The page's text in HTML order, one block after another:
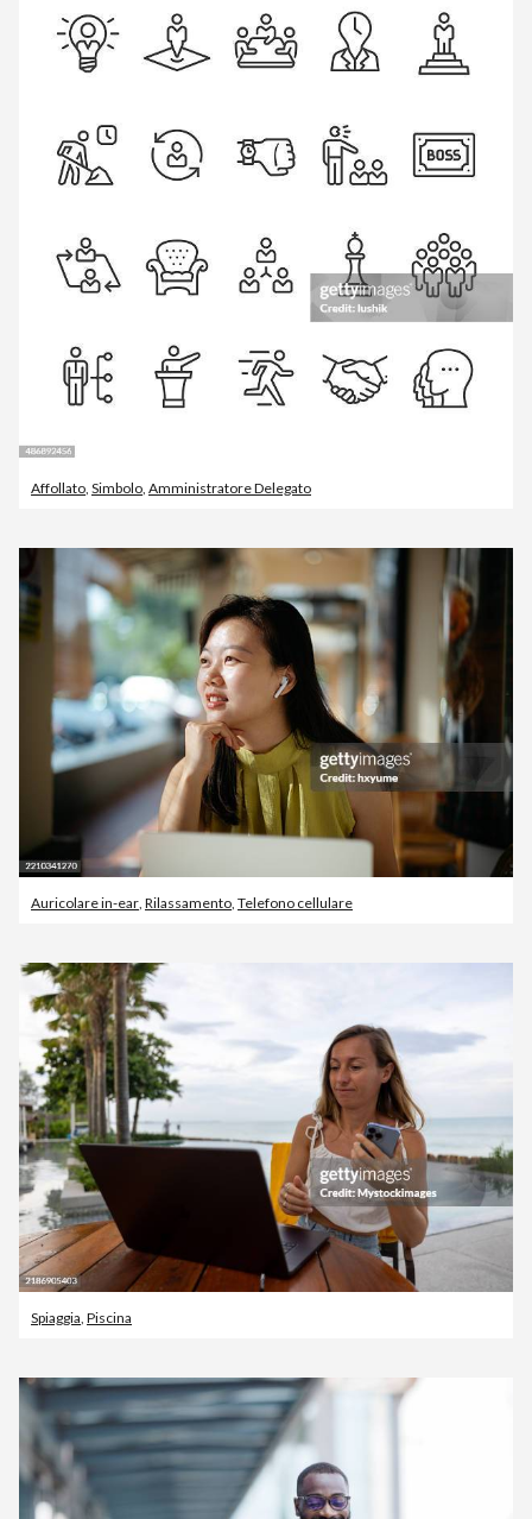
Affollato, Simbolo, Amministratore Delegato
Auricolare in-ear Rilassamento Telefono cellulare
Spiaggia, Piscina